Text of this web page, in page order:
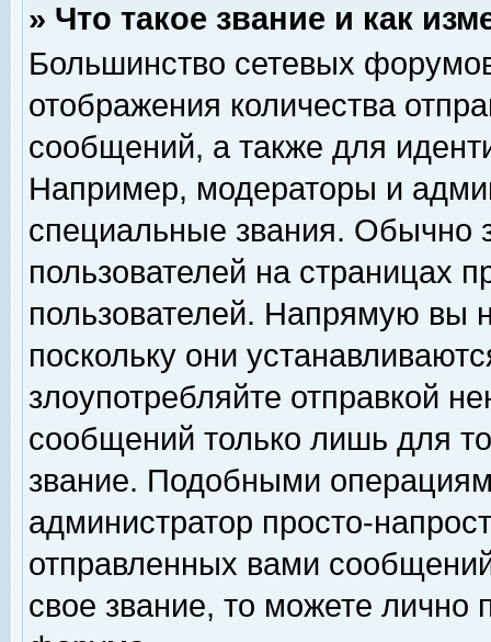
» Что такое звание и как
Большинство сетевых
отображения количества
сообщений, а также для
Например, модераторы и
специальные звания. Обычно
пользователей на страницах
пользователей. Напрямую вы
поскольку они
злоупотребляйте отправкой
сообщений только лишь для
звание. Подобными
администратор просто-
отправленных вами
свое звание, то можете лично